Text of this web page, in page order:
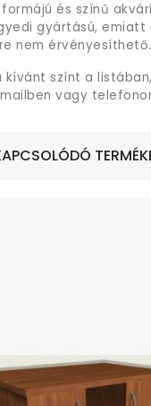
és színű
gyártású, emiatt
nem érvényesíthető.
kívánt színt a
vagy